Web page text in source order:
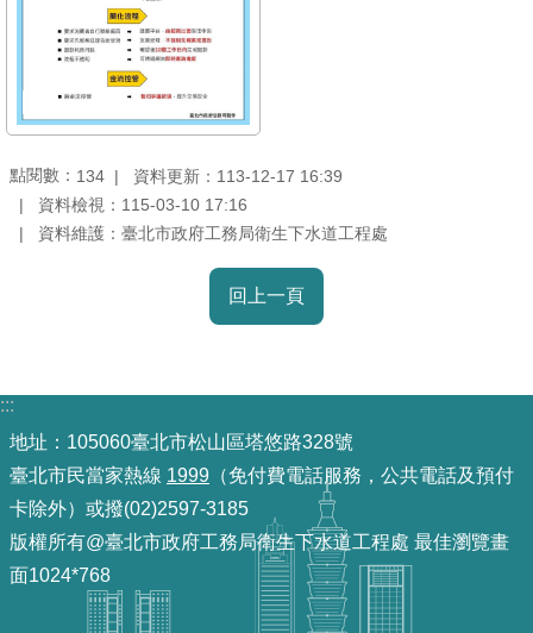
開
放
告
全
政
聯
絡
點閱數： 134
資料更新：113-12-17 16:39
資料檢視：115-03-10 17:16
資料維護：臺北市政府工務局衛生下水道工程處
回上一頁
:::
地址：105060臺北市松山區塔悠路328號
臺北市民當家熱線 1999 （免付費電話服務，公共電話及預付
卡除外）或撥(02)2597-3185
版權所有@臺北市政府工務局衛生下水道工程處 最佳瀏覽畫
面1024*768